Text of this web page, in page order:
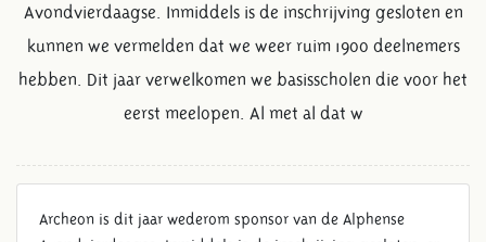
Avondvierdaagse. Inmiddels is de inschrijving gesloten en
kunnen we vermelden dat we weer ruim 1900 deelnemers
hebben. Dit jaar verwelkomen we basisscholen die voor het
eerst meelopen. Al met al dat w
Archeon is dit jaar wederom sponsor van de Alphense